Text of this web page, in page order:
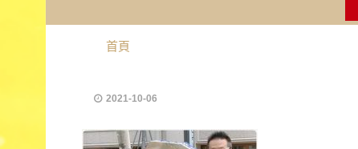
首頁
2021-10-06